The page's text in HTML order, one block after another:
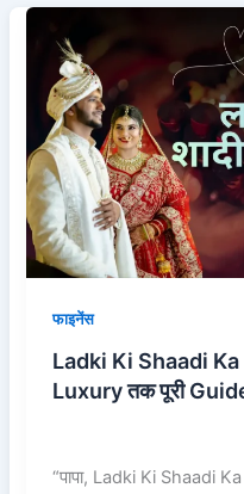
फाइनेंस
Ladki Ki Shaadi
Luxury तक पूरी
“पापा, Ladki Ki Shaadi
Ki
Shaadi
Ka
Kharch
2025:
Budget
से
Luxury
तक